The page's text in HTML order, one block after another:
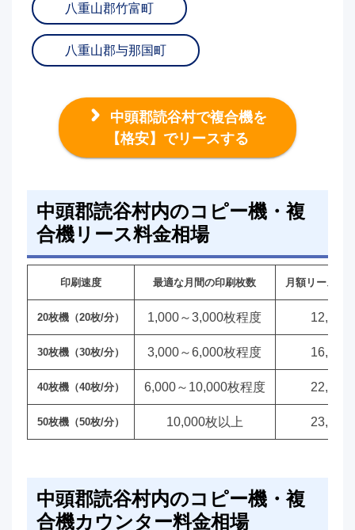
八重山郡竹富町
八重山郡与那国町
中頭郡読谷村で複合機を
【格安】でリースする
中頭郡読谷村内のコピー機・複
合機リース料金相場
印刷速度 最適な月間の印刷枚数 月額リース料
20枚機（20枚/分） 1,000～3,000枚程度 12,000
30枚機（30枚/分） 3,000～6,000枚程度 16,000
40枚機（40枚/分） 6,000～10,000枚程度 22,000
50枚機（50枚/分） 10,000枚以上 23,000
中頭郡読谷村内のコピー機・複
合機カウンター料金相場